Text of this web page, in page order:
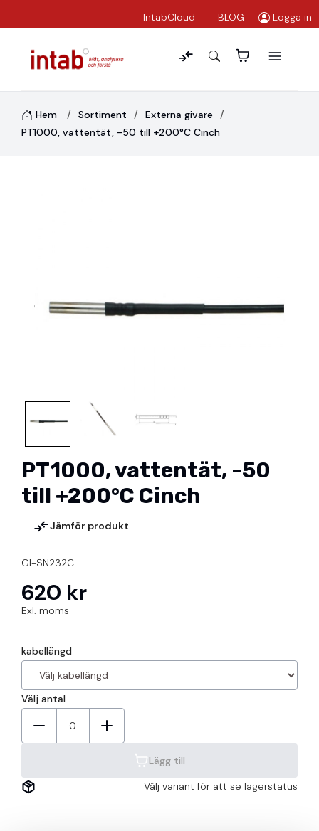
IntabCloud BLOG Logga in
Hem Sortiment
Externa givare
PT1000, vattentät, -50 till +200°C Cinch
PT1000, vattentät, -50
till +200°C Cinch
Jämför produkt
GI-SN232C
620 kr
Exl. moms
kabellängd
Välj antal
0
Lägg till
Välj variant för att se lagerstatus